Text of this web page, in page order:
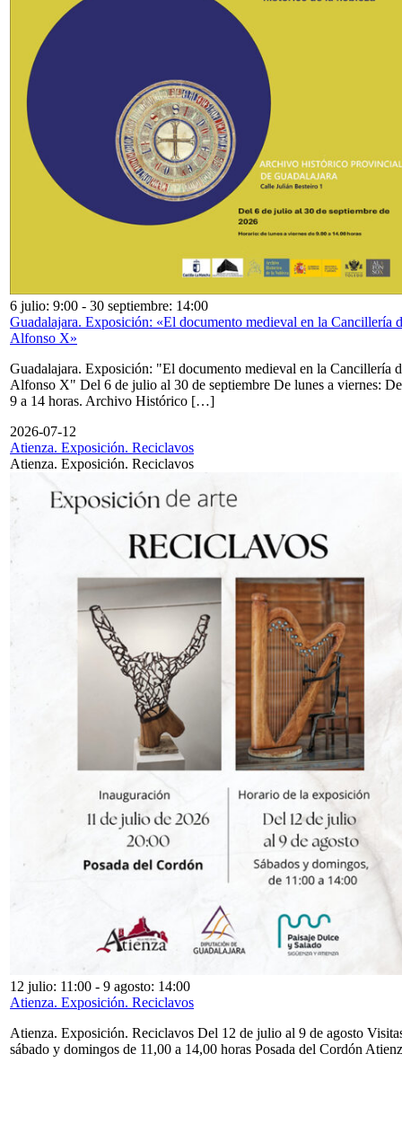
6 julio: 9:00 - 30 septiembre: 14:00
Guadalajara. Exposición: «El documento medieval en la Cancillería
Alfonso X»
Guadalajara. Exposición: "El documento medieval en la Cancillería
Alfonso X" Del 6 de julio al 30 de septiembre De lunes a viernes: De
9 a 14 horas. Archivo Histórico […]
2026-07-12
Atienza. Exposición. Reciclavos
Atienza. Exposición. Reciclavos
12 julio: 11:00 - 9 agosto: 14:00
Atienza. Exposición. Reciclavos
Atienza. Exposición. Reciclavos Del 12 de julio al 9 de agosto
sábado y domingos de 11,00 a 14,00 horas Posada del Cordón